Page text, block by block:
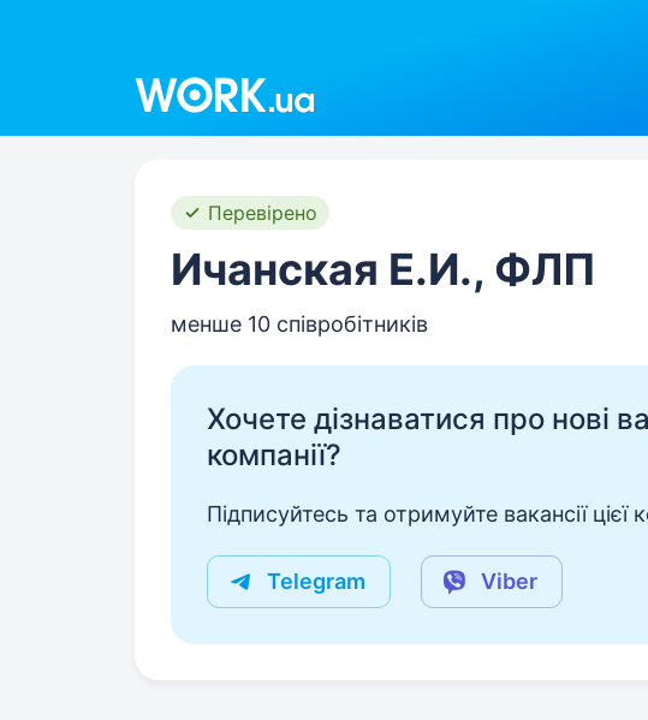
Перевірено
Ичанская Е.И., ФЛП
менше 10 співробітників
Хочете дізнаватися про нові
компанії?
Підписуйтесь та отримуйте вакансії цієї
Telegram Viber